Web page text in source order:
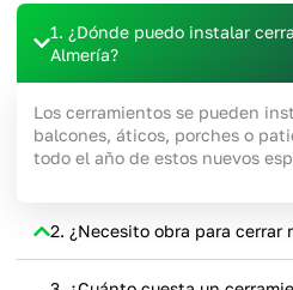
1. ¿Dónde puedo instalar
Almería?
Los cerramientos se pueden
balcones, áticos, porches o
todo el año de estos nuevos
2. ¿Necesito obra para cerrar